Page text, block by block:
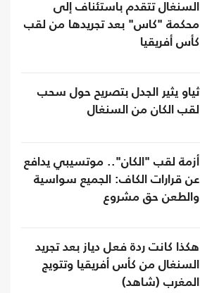
السنغال تتقدم باستئناف إلى
محكمة "كاس" بعد تجريدها من لقب
كأس أفريقيا
ثياو يثير الجدل بتصريح حول سحب
لقب الكان من السنغال
أزمة لقب "الكان".. موتسيبي يدافع
عن قرارات الكاف: الجميع سواسية
والطعن حق مشروع
هكذا كانت ردة فعل دياز بعد تجريد
السنغال من كأس أفريقيا وتتويج
المغرب (شاهد)